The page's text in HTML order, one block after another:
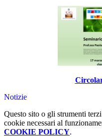
Notizie
Questo sito o gli strumenti
cookie necessari al
COOKIE POLICY.